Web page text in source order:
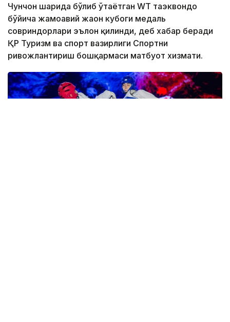
Чунчон шаҳрида бўлиб ўтаётган WТ таэквондо
бўйича жамоавий жаҳон кубоги медаль
совриндорлари эълон қилинди, деб хабар беради
ҚР Туризм ва спорт вазирлиги Спортни
ривожлантириш бошқармаси матбуот хизмати.